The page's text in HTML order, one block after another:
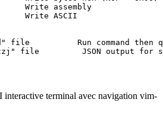
Write assembly
Write ASCII
file          Run command then
file         JSON output for
interactive terminal avec navigation vim-